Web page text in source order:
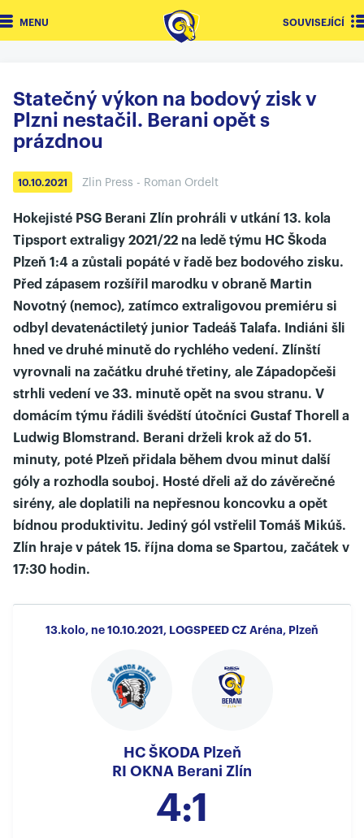
MENU SOUVISEJÍCÍ
Statečný výkon na bodový zisk v
Plzni nestačil. Berani opět s
prázdnou
10.10.2021 Zlin Press - Roman Ordelt
Hokejisté PSG Berani Zlín prohráli v utkání 13. kola
Tipsport extraligy 2021/22 na ledě týmu HC Škoda
Plzeň 1:4 a zůstali popáté v řadě bez bodového zisku.
Před zápasem rozšířil marodku v obraně Martin
Novotný (nemoc), zatímco extraligovou premiéru si
odbyl devatenáctiletý junior Tadeáš Talafa. Indiáni šli
hned ve druhé minutě do rychlého vedení. Zlínští
vyrovnali na začátku druhé třetiny, ale Západopčeši
strhli vedení ve 33. minutě opět na svou stranu. V
domácím týmu řádili švédští útočníci Gustaf Thorell a
Ludwig Blomstrand. Berani drželi krok až do 51.
minuty, poté Plzeň přidala během dvou minut další
góly a rozhodla souboj. Hosté dřeli až do závěrečné
sirény, ale doplatili na nepřesnou koncovku a opět
bídnou produktivitu. Jediný gól vstřelil Tomáš Mikúš.
Zlín hraje v pátek 15. října doma se Spartou, začátek v
17:30 hodin.
13.kolo, ne 10.10.2021, LOGSPEED CZ Aréna, Plzeň
HC ŠKODA Plzeň
RI OKNA Berani Zlín
4:1